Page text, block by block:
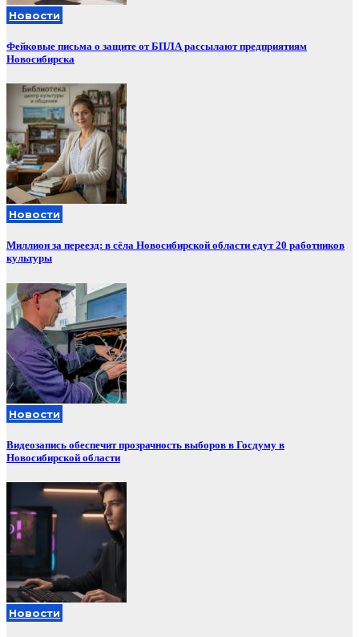
Новости
Фейковые письма о защите от БПЛА рассылают предприятиям
Новосибирска
Новости
Миллион за переезд: в сёла Новосибирской области едут 20 работников
культуры
Новости
Видеозапись обеспечит прозрачность выборов в Госдуму в
Новосибирской области
Новости